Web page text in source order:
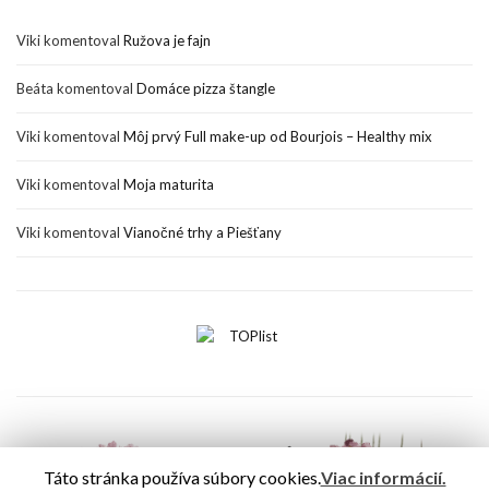
Vikikomentoval Ružova je fajn
Beáta komentoval Domáce pizza štangle
Vikikomentoval Môj prvý Full make-up od Bourjois – Healthy mix
Vikikomentoval Moja maturita
Vikikomentoval Vianočné trhy a Piešťany
Táto stránka používa súbory cookies.Viac informácií.